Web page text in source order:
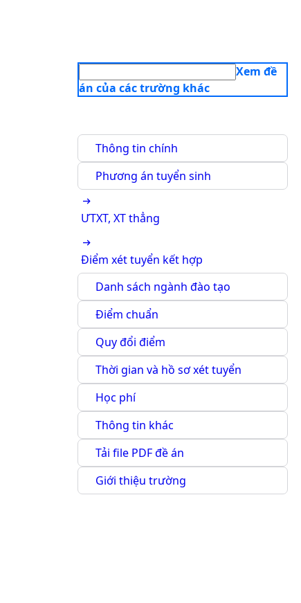
Xem đề
án của các trường khác
Thông tin chính
Phương án tuyển sinh
arrow_right_alt
ƯTXT, XT thẳng
arrow_right_alt
Điểm xét tuyển kết hợp
Danh sách ngành đào tạo
Điểm chuẩn
Quy đổi điểm
Thời gian và hồ sơ xét tuyển
Học phí
Thông tin khác
Tải file PDF đề án
Giới thiệu trường